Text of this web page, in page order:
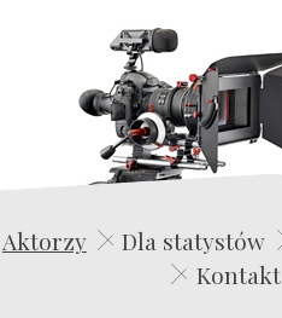
Aktorzy Dla statystów
Kontakt